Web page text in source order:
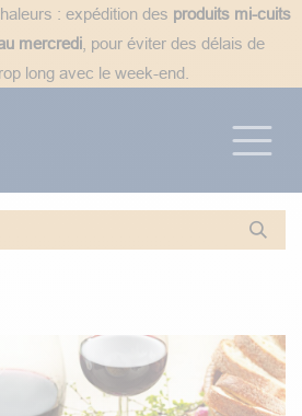
: expédition des produits mi-cuits
mercredi, pour éviter des délais de
long avec le week-end.